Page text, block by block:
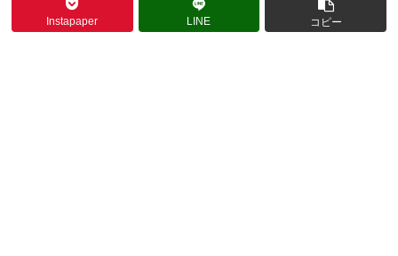
Instapaper LINE コピー